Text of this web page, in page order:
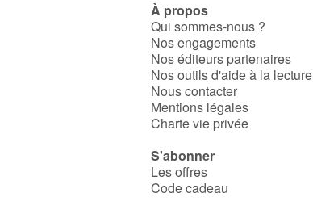
À propos
Qui sommes-nous ?
Nos engagements
Nos éditeurs partenaires
Nos outils d'aide à la lecture
Nous contacter
Mentions légales
Charte vie privée
S'abonner
Les offres
Code cadeau